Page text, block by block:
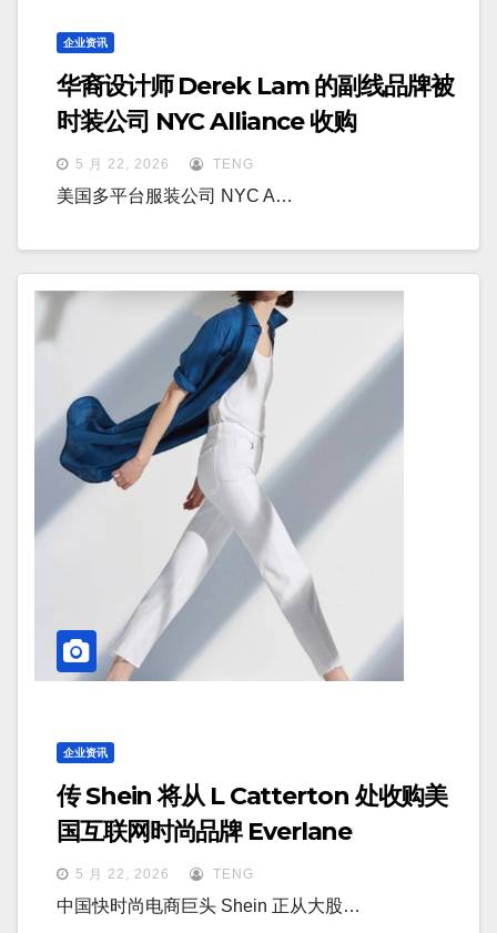
企业资讯
华裔设计师 Derek Lam 的副线品牌被
时装公司 NYC Alliance 收购
5 月 22, 2026 TENG
美国多平台服装公司 NYC A…
企业资讯
传 Shein 将从 L Catterton 处收购美
国互联网时尚品牌 Everlane
5 月 22, 2026 TENG
中国快时尚电商巨头 Shein 正从大股…